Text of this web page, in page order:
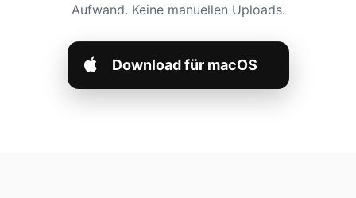
Aufwand. Keine manuellen Uploads.
Download für macOS